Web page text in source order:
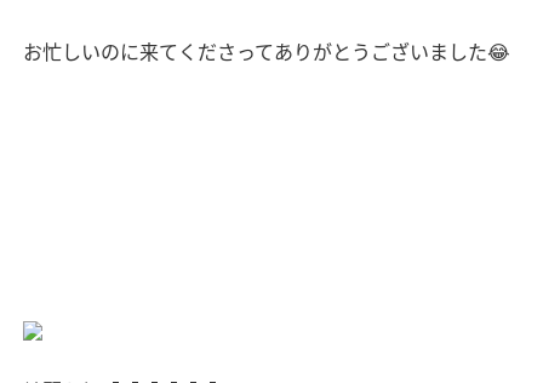
お忙しいのに来てくださってありがとうございました😂